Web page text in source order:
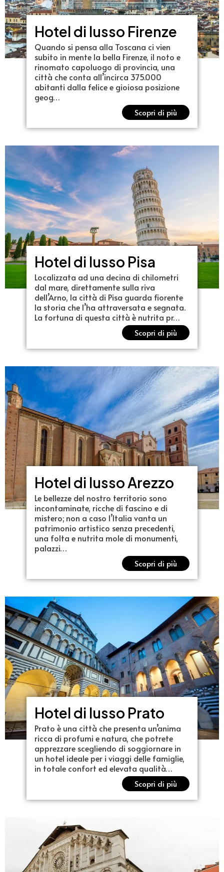
Hotel di lusso Firenze
Quando si pensa alla Toscana ci vien
subito in mente la bella Firenze, il noto e
rinomato capoluogo di provincia, una
città che conta all’incirca 375.000
abitanti dalla felice e gioiosa posizione
geog…
Scopri di più
Hotel di lusso Pisa
Localizzata ad una decina di chilometri
dal mare, direttamente sulla riva
dell’Arno, la città di Pisa guarda fiorente
la storia che l’ha attraversata e segnata.
La fortuna di questa città è nutrita pr…
Scopri di più
Hotel di lusso Arezzo
Le bellezze del nostro territorio sono
incontaminate, ricche di fascino e di
mistero; non a caso l’Italia vanta un
patrimonio artistico senza precedenti,
una folta e nutrita mole di monumenti,
palazzi…
Scopri di più
Hotel di lusso Prato
Prato è una città che presenta un’anima
ricca di profumi e natura, che potrete
apprezzare scegliendo di soggiornare in
un hotel ideale per i viaggi delle famiglie,
in totale confort ed elevata qualità…
Scopri di più